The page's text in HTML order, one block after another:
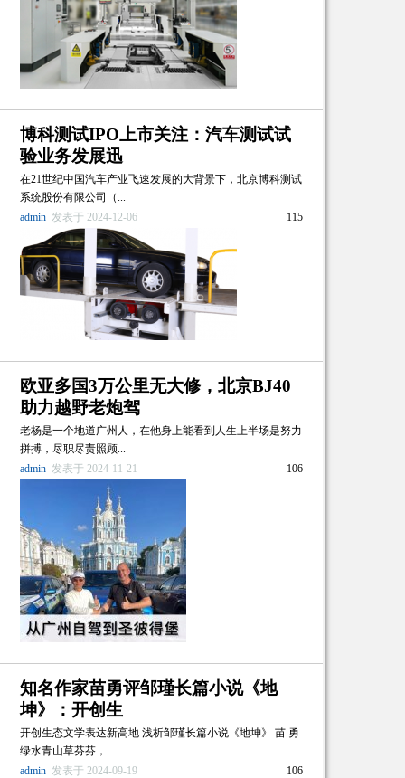
博科测试IPO上市关注：汽车测试试
验业务发展迅
在21世纪中国汽车产业飞速发展的大背景下，北京博科测试
系统股份有限公司（...
admin 发表于 2024-12-06 115
欧亚多国3万公里无大修，北京BJ40
助力越野老炮驾
老杨是一个地道广州人，在他身上能看到人生上半场是努力
拼搏，尽职尽责照顾...
admin 发表于 2024-11-21 106
知名作家苗勇评邹瑾长篇小说《地
坤》：开创生
开创生态文学表达新高地 浅析邹瑾长篇小说《地坤》 苗 勇
绿水青山草芬芬，...
admin 发表于 2024-09-19 106